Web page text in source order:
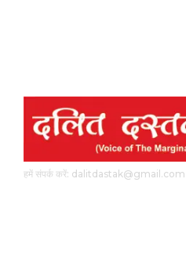
हमें संपर्क करें: dalitdastak@gmail.com